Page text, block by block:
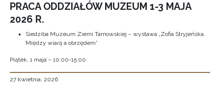
PRACA ODDZIAŁÓW MUZEUM 1-3 MAJA
2026 R.
Siedziba Muzeum Ziemi Tarnowskiej – wystawa „Zofia Stryjeńska.
Między wiarą a obrzędem”
Piątek, 1 maja – 10:00-15:00
27 kwietnia, 2026